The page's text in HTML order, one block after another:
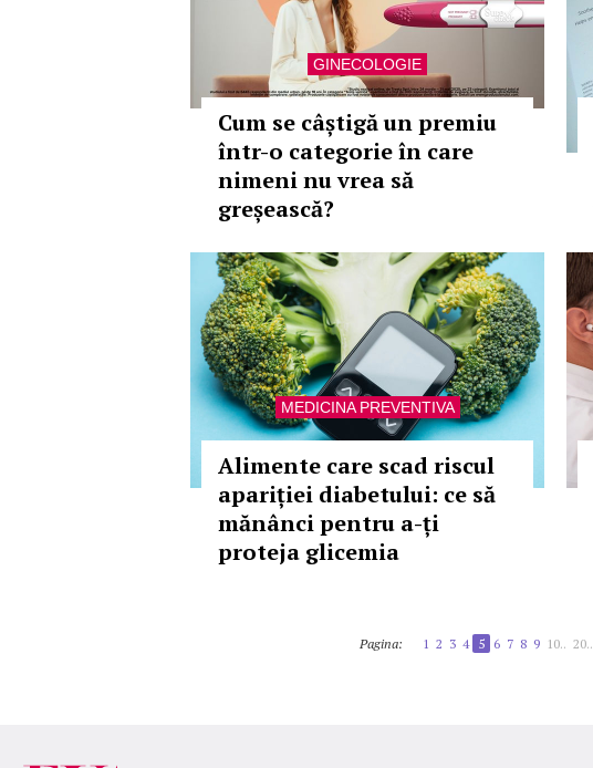
GINECOLOGIE
Cum se câștigă un premiu
într-o categorie în care
nimeni nu vrea să
greșească?
MEDICINA PREVENTIVA
Alimente care scad riscul
apariției diabetului: ce să
mănânci pentru a-ți
proteja glicemia
Pagina: 1 2 3 4 5 6 7 8 9 10.. 20..